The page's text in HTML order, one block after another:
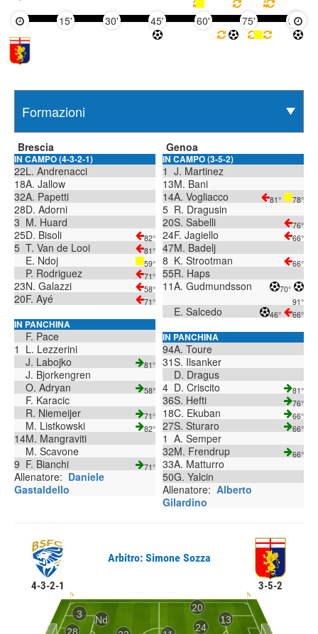
15' 30' 45' 60' 75' 90'
Brescia
IN CAMPO (4-3-2-1)
22L. Andrenacci
18A. Jallow
32A. Papetti
28D. Adorni
3 M. Huard
25D. Bisoli 82°
5 T. Van de Looi 81°
E. Ndoj 59°
P. Rodriguez 71°
23N. Galazzi 58°
20F. Ayé 71°
IN PANCHINA
F. Pace
1 L. Lezzerini
J. Labojko
81°
J. Bjorkengren
O. Adryan
58°
F. Karacic
R. Niemeijer
71°
M. Listkowski 82°
14M. Mangraviti
M. Scavone
9 F. Bianchi 71°
Allenatore: Daniele
Gastaldello
Genoa
IN CAMPO (3-5-2)
1 J. Martinez
13M. Bani
14A. Vogliacco 81° 78°
5 R. Dragusin
20S. Sabelli 76°
24F. Jagiello 66°
47M. Badelj
8 K. Strootman 66°
55R. Haps
11A. Gudmundsson
70°
91°
E. Salcedo 46° 66°
IN PANCHINA
94A. Toure
31S. Ilsanker
D. Dragus
4 D. Criscito 81°
36S. Hefti 76°
18C. Ekuban 66°
27S. Sturaro 66°
1 A. Semper
32M. Frendrup 66°
33A. Matturro
50G. Yalcin
Allenatore: Alberto
Gilardino
4-3-2-1
Arbitro: Simone Sozza
3-5-2
13
3
20
24
Nd